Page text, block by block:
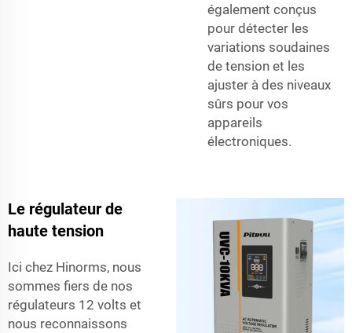
également conçus
pour détecter les
variations soudaines
de tension et les
ajuster à des niveaux
sûrs pour vos
appareils
électroniques.
Le régulateur de
haute tension
Ici chez Hinorms, nous
sommes fiers de nos
régulateurs 12 volts et
nous reconnaissons